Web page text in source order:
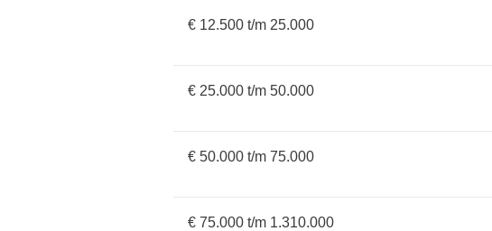
€ 12.500 t/m 25.000
€ 25.000 t/m 50.000
€ 50.000 t/m 75.000
€ 75.000 t/m 1.310.000